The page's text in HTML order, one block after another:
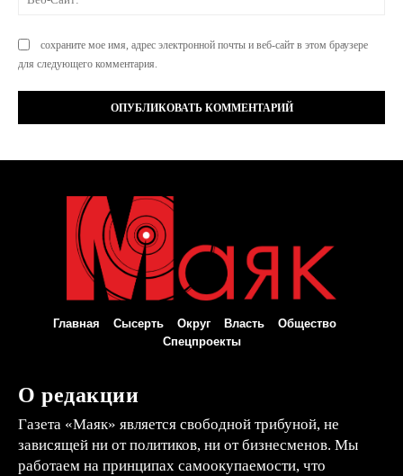
сохраните мое имя, адрес электронной почты и веб-сайт в этом браузере
для следующего комментария.
Главная Сысерть Округ Власть
Общество
Спецпроекты
О редакции
Газета «Маяк» является свободной трибуной, не
зависящей ни от политиков, ни от бизнесменов. Мы
работаем на принципах самоокупаемости, что